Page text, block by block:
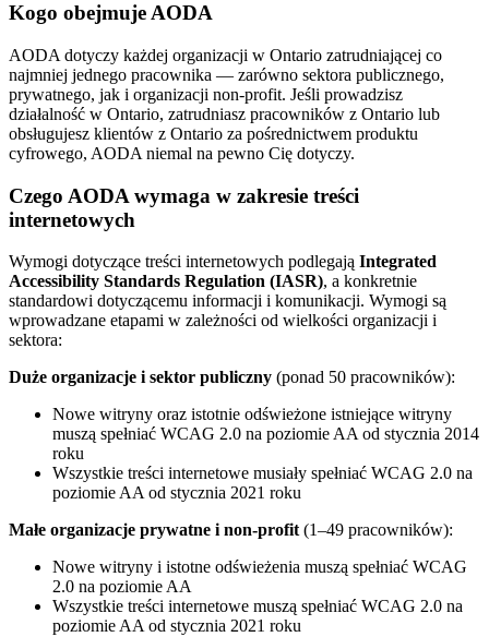
Kogo obejmuje AODA
AODA dotyczy każdej organizacji w Ontario zatrudniającej co
najmniej jednego pracownika — zarówno sektora publicznego,
prywatnego, jak i organizacji non-profit. Jeśli prowadzisz
działalność w Ontario, zatrudniasz pracowników z Ontario lub
obsługujesz klientów z Ontario za pośrednictwem produktu
cyfrowego, AODA niemal na pewno Cię dotyczy.
Czego AODA wymaga w zakresie treści
internetowych
Wymogi dotyczące treści internetowych podlegają Integrated
Accessibility Standards Regulation (IASR), a konkretnie
standardowi dotyczącemu informacji i komunikacji. Wymogi są
wprowadzane etapami w zależności od wielkości organizacji i
sektora:
Duże organizacje i sektor publiczny (ponad 50 pracowników):
Nowe witryny oraz istotnie odświeżone istniejące witryny
muszą spełniać WCAG 2.0 na poziomie AA od stycznia 2014
roku
Wszystkie treści internetowe musiały spełniać WCAG 2.0 na
poziomie AA od stycznia 2021 roku
Małe organizacje prywatne i non-profit (1–49 pracowników):
Nowe witryny i istotne odświeżenia muszą spełniać WCAG
2.0 na poziomie AA
Wszystkie treści internetowe muszą spełniać WCAG 2.0 na
poziomie AA od stycznia 2021 roku